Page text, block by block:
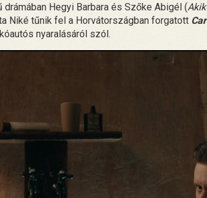
Hegyi Barbara és Szőke Abigél (
Niké tűnik fel a Horvátországban forgatott
nyaralásáról szól.